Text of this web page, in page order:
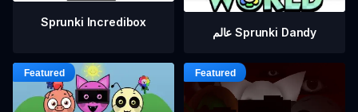
Sprunki Incredibox
عالم Sprunki Dandy